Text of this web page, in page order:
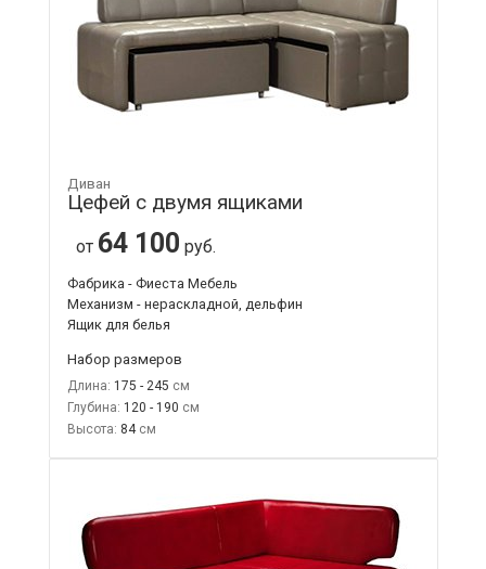
Диван
Цефей с двумя ящиками
от 64 100 руб.
Фабрика - Фиеста Мебель
Механизм - нераскладной, дельфин
Ящик для белья
Набор размеров
Длина: 175 - 245
Глубина: 120 - 190
Высота: 84